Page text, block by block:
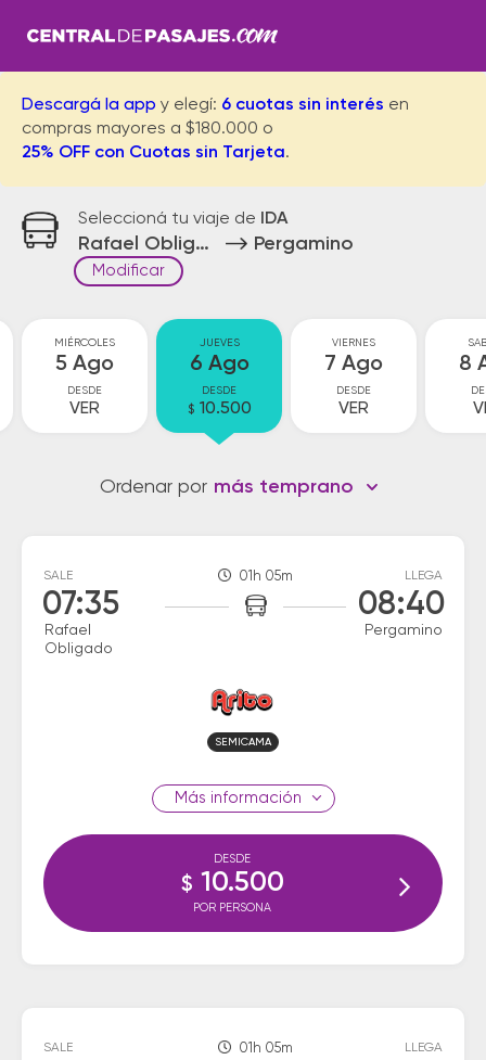
Descargá la app y elegí: 6 cuotas sin interés en
compras mayores a $180.000 o
25% OFF con Cuotas sin Tarjeta.
Seleccioná tu viaje de IDA
Rafael Obligado Pergamino
Modificar
MIÉRCOLES
5 Ago
DESDE
VER
JUEVES
6 Ago
DESDE
$ 10.500
VIERNES
7 Ago
DESDE
VER
8
Ordenar por más temprano
SALE
07:35
Rafael
Obligado
01h 05m LLEGA
08:40
Pergamino
SEMICAMA
información
DESDE
$ 10.500
POR PERSONA
SALE 01h 05m LLEGA